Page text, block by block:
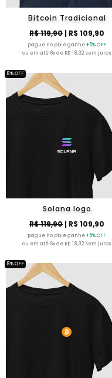
Bitcoin Tradicional
R$ 119,90| R$ 109,90
pague no pix e ganhe+5% OFF
ou em até 6x de R$ 18,32 sem juros
Solana logo
R$ 119,90| R$ 109,90
pague no pix e ganhe+5% OFF
ou em até 6x de R$ 18,32 sem juros
8% OFF
8% OFF